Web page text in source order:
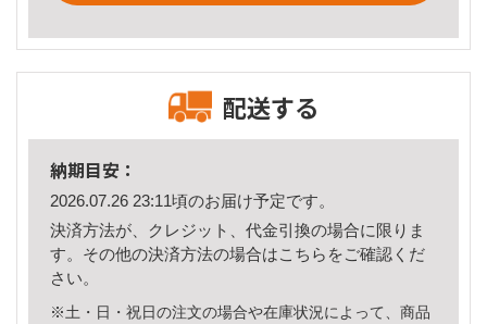
配送する
納期目安：
2026.07.26 23:11頃のお届け予定です。
決済方法が、クレジット、代金引換の場合に限りま
す。その他の決済方法の場合はこちら をご確認くだ
さい。
※土・日・祝日の注文の場合や在庫状況によって、商品